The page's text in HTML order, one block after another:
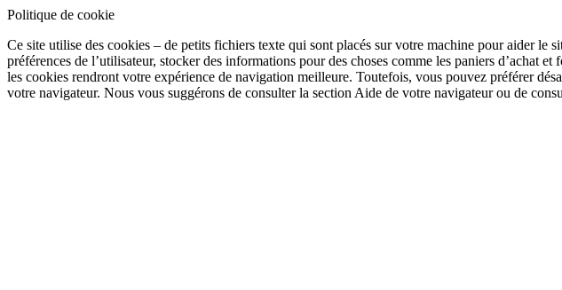
Politique de cookie
Ce site utilise des cookies – de petits fichiers texte qui sont placés sur votre machine pour aider
préférences de l’utilisateur, stocker des informations pour des choses comme les paniers d’achat
les cookies rendront votre expérience de navigation meilleure. Toutefois, vous pouvez préférer
votre navigateur. Nous vous suggérons de consulter la section Aide de votre navigateur ou de